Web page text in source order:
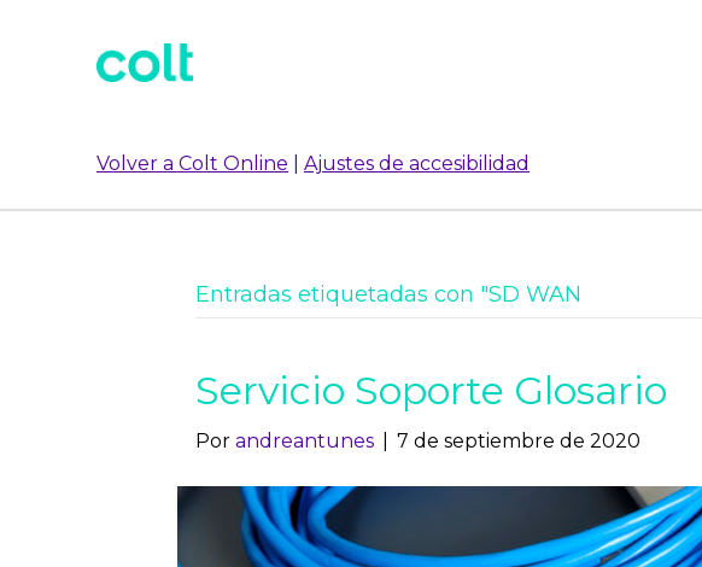
Volver a Colt Online Ajustes de accesibilidad
Entradas etiquetadas con "SD WAN
Servicio Soporte Glosario
Por andreantunes 7 de septiembre de 2020